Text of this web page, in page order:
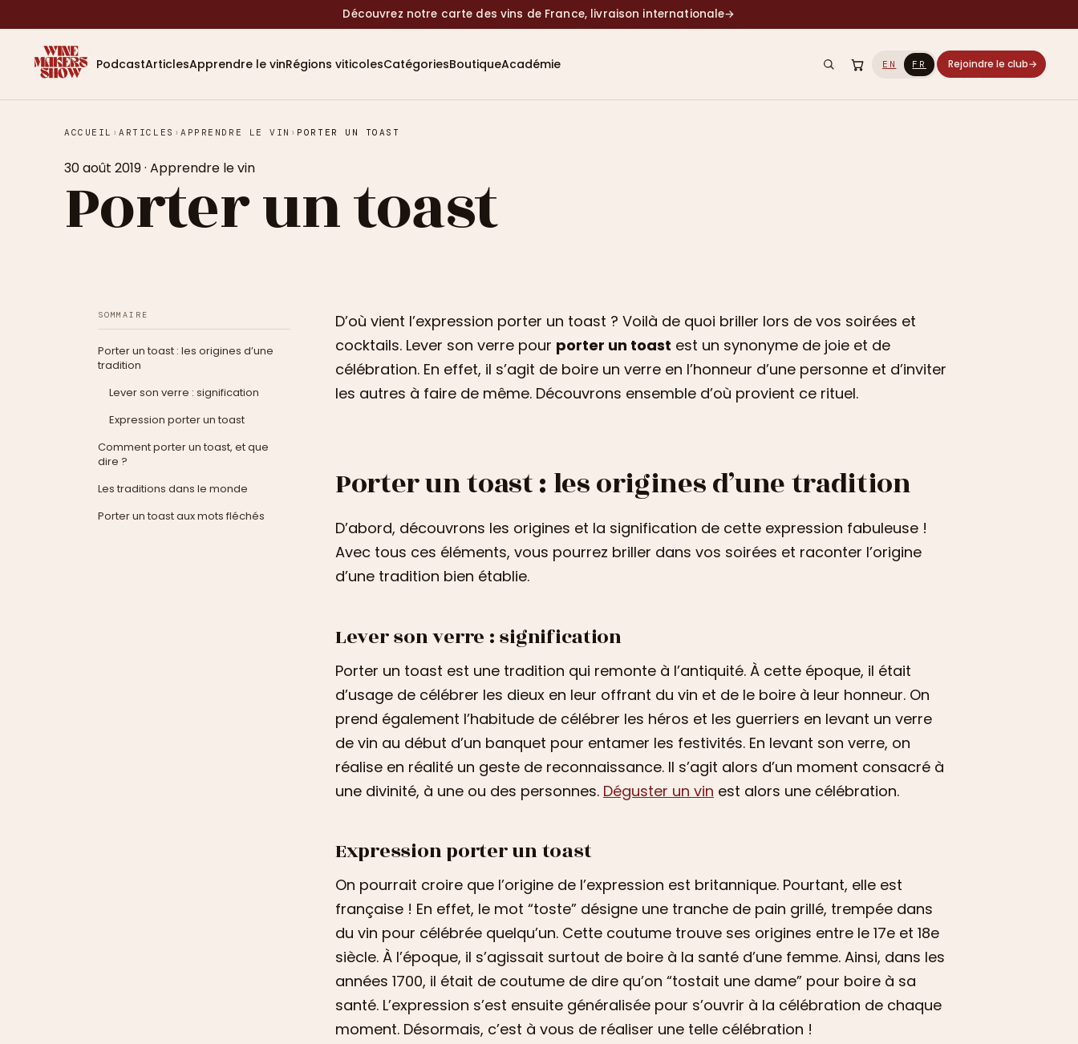
Découvrez notre carte des vins de France, livraison internationale→
PodcastArticlesApprendre le vinRégions viticolesCatégoriesBoutiqueAcadémie EN FR Rejoindre le club→
ACCUEIL ›ARTICLES ›APPRENDRE LE VIN › PORTER UN TOAST
30 août 2019· Apprendre le vin
Porter un toast
SOMMAIRE
Porter un toast : les origines d’une
tradition
Lever son verre : signification
Expression porter un toast
Comment porter un toast, et que
dire ?
Les traditions dans le monde
Porter un toast aux mots fléchés
D’où vient l’expression porter un toast ? Voilà de quoi briller lors de vos soirées et
cocktails. Lever son verre pour porter un toast est un synonyme de joie et de
célébration. En effet, il s’agit de boire un verre en l’honneur d’une personne et d’inviter
les autres à faire de même. Découvrons ensemble d’où provient ce rituel.
Porter un toast : les origines d’une tradition
D’abord, découvrons les origines et la signification de cette expression fabuleuse !
Avec tous ces éléments, vous pourrez briller dans vos soirées et raconter l’origine
d’une tradition bien établie.
Lever son verre : signification
Porter un toast est une tradition qui remonte à l’antiquité. À cette époque, il était
d’usage de célébrer les dieux en leur offrant du vin et de le boire à leur honneur. On
prend également l’habitude de célébrer les héros et les guerriers en levant un verre
de vin au début d’un banquet pour entamer les festivités. En levant son verre, on
réalise en réalité un geste de reconnaissance. Il s’agit alors d’un moment consacré à
une divinité, à une ou des personnes. Déguster un vin est alors une célébration.
Expression porter un toast
On pourrait croire que l’origine de l’expression est britannique. Pourtant, elle est
française ! En effet, le mot “toste” désigne une tranche de pain grillé, trempée dans
du vin pour célébrée quelqu’un. Cette coutume trouve ses origines entre le 17e et 18e
siècle. À l’époque, il s’agissait surtout de boire à la santé d’une femme. Ainsi, dans les
années 1700, il était de coutume de dire qu’on “tostait une dame” pour boire à sa
santé. L’expression s’est ensuite généralisée pour s’ouvrir à la célébration de chaque
moment. Désormais, c’est à vous de réaliser une telle célébration !